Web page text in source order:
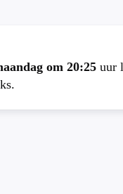
om 20:25 uur